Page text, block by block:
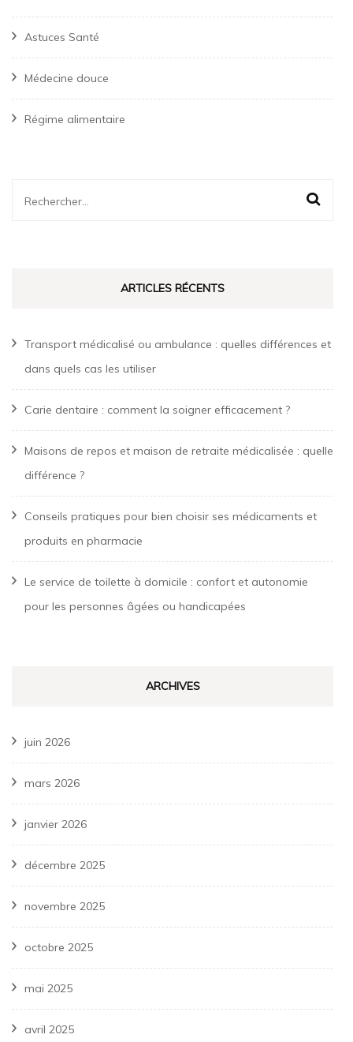
Astuces Santé
Médecine douce
Régime alimentaire
Rechercher :
ARTICLES RÉCENTS
Transport médicalisé ou ambulance : quelles différences et
dans quels cas les utiliser
Carie dentaire : comment la soigner efficacement ?
Maisons de repos et maison de retraite médicalisée : quelle
différence ?
Conseils pratiques pour bien choisir ses médicaments et
produits en pharmacie
Le service de toilette à domicile : confort et autonomie
pour les personnes âgées ou handicapées
ARCHIVES
juin 2026
mars 2026
janvier 2026
décembre 2025
novembre 2025
octobre 2025
mai 2025
avril 2025